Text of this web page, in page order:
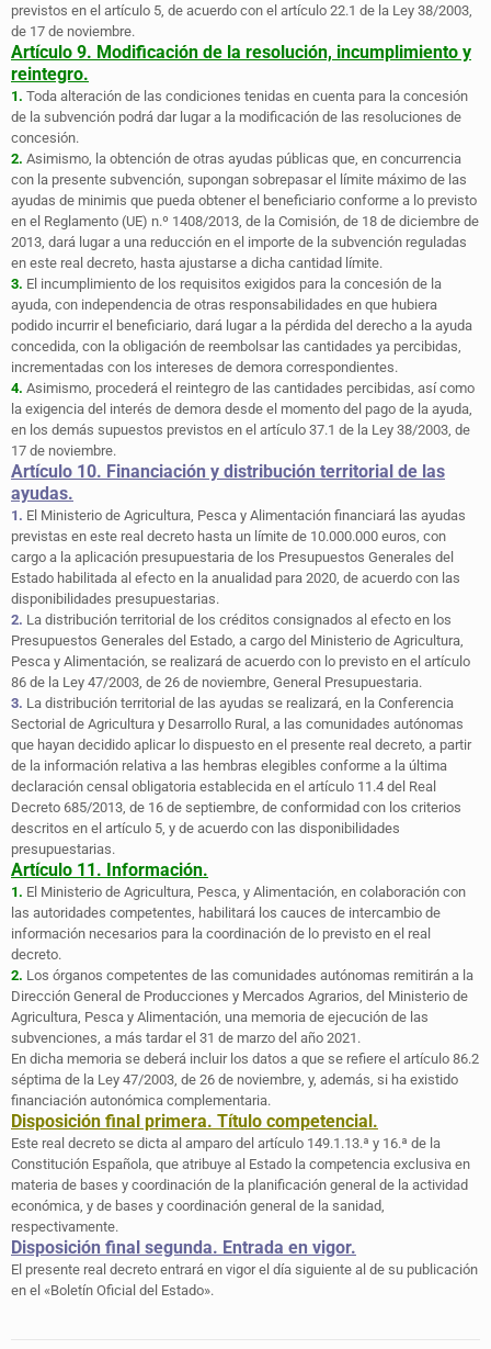
previstos en el artículo 5, de acuerdo con el artículo 22.1 de la Ley 38/2003,
de 17 de noviembre.
Artículo 9. Modificación de la resolución, incumplimiento y
reintegro.
1. Toda alteración de las condiciones tenidas en cuenta para la concesión
de la subvención podrá dar lugar a la modificación de las resoluciones de
concesión.
2. Asimismo, la obtención de otras ayudas públicas que, en concurrencia
con la presente subvención, supongan sobrepasar el límite máximo de las
ayudas de minimis que pueda obtener el beneficiario conforme a lo previsto
en el Reglamento (UE) n.º 1408/2013, de la Comisión, de 18 de diciembre de
2013, dará lugar a una reducción en el importe de la subvención reguladas
en este real decreto, hasta ajustarse a dicha cantidad límite.
3. El incumplimiento de los requisitos exigidos para la concesión de la
ayuda, con independencia de otras responsabilidades en que hubiera
podido incurrir el beneficiario, dará lugar a la pérdida del derecho a la ayuda
concedida, con la obligación de reembolsar las cantidades ya percibidas,
incrementadas con los intereses de demora correspondientes.
4. Asimismo, procederá el reintegro de las cantidades percibidas, así como
la exigencia del interés de demora desde el momento del pago de la ayuda,
en los demás supuestos previstos en el artículo 37.1 de la Ley 38/2003, de
17 de noviembre.
Artículo 10. Financiación y distribución territorial de las
ayudas.
1. El Ministerio de Agricultura, Pesca y Alimentación financiará las ayudas
previstas en este real decreto hasta un límite de 10.000.000 euros, con
cargo a la aplicación presupuestaria de los Presupuestos Generales del
Estado habilitada al efecto en la anualidad para 2020, de acuerdo con las
disponibilidades presupuestarias.
2. La distribución territorial de los créditos consignados al efecto en los
Presupuestos Generales del Estado, a cargo del Ministerio de Agricultura,
Pesca y Alimentación, se realizará de acuerdo con lo previsto en el artículo
86 de la Ley 47/2003, de 26 de noviembre, General Presupuestaria.
3. La distribución territorial de las ayudas se realizará, en la Conferencia
Sectorial de Agricultura y Desarrollo Rural, a las comunidades autónomas
que hayan decidido aplicar lo dispuesto en el presente real decreto, a partir
de la información relativa a las hembras elegibles conforme a la última
declaración censal obligatoria establecida en el artículo 11.4 del Real
Decreto 685/2013, de 16 de septiembre, de conformidad con los criterios
descritos en el artículo 5, y de acuerdo con las disponibilidades
presupuestarias.
Artículo 11. Información.
1. El Ministerio de Agricultura, Pesca, y Alimentación, en colaboración con
las autoridades competentes, habilitará los cauces de intercambio de
información necesarios para la coordinación de lo previsto en el real
decreto.
2. Los órganos competentes de las comunidades autónomas remitirán a la
Dirección General de Producciones y Mercados Agrarios, del Ministerio de
Agricultura, Pesca y Alimentación, una memoria de ejecución de las
subvenciones, a más tardar el 31 de marzo del año 2021.
En dicha memoria se deberá incluir los datos a que se refiere el artículo 86.2
séptima de la Ley 47/2003, de 26 de noviembre, y, además, si ha existido
financiación autonómica complementaria.
Disposición final primera. Título competencial.
Este real decreto se dicta al amparo del artículo 149.1.13.ª y 16.ª de la
Constitución Española, que atribuye al Estado la competencia exclusiva en
materia de bases y coordinación de la planificación general de la actividad
económica, y de bases y coordinación general de la sanidad,
respectivamente.
Disposición final segunda. Entrada en vigor.
El presente real decreto entrará en vigor el día siguiente al de su publicación
en el «Boletín Oficial del Estado».